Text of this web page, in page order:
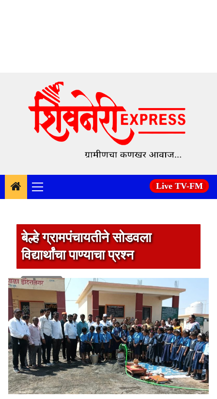
content
Primary
Menu
Live TV-FM
बेल्हे ग्रामपंचायतीने सोडवला
विद्यार्थांचा पाण्याचा प्रश्न
1 min read